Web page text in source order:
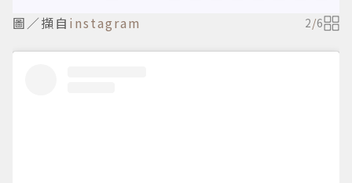
圖／擷自 instagram 2/6